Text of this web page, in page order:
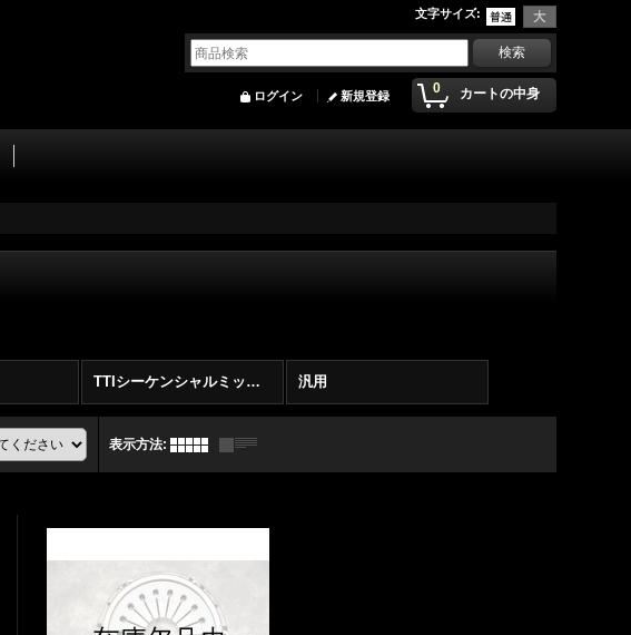
文字サイズ:
0 カートの中身
ログイン 新規登録
TTIシーケンシャルミッション 汎用
表示方法: